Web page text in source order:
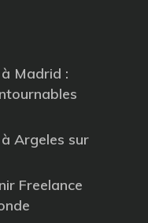
Madrid :
Argeles sur
Freelance